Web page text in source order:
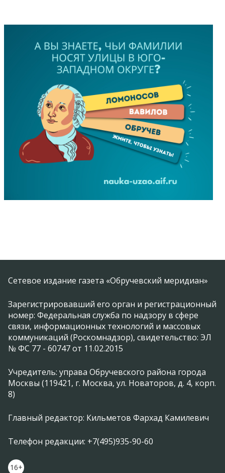
Сетевое издание газета «Обручевский меридиан»
Зарегистрировавший его орган и регистрационный
номер: Федеральная служба по надзору в сфере
связи, информационных технологий и массовых
коммуникаций (Роскомнадзор), свидетельство: ЭЛ
№ ФС 77 - 60747 от 11.02.2015
Учредитель: управа Обручевского района города
Москвы (119421, г. Москва, ул. Новаторов, д. 4, корп.
8)
Главный редактор: Кильметов Фархад Камилевич
Телефон редакции: +7(495)935-90-60
16+